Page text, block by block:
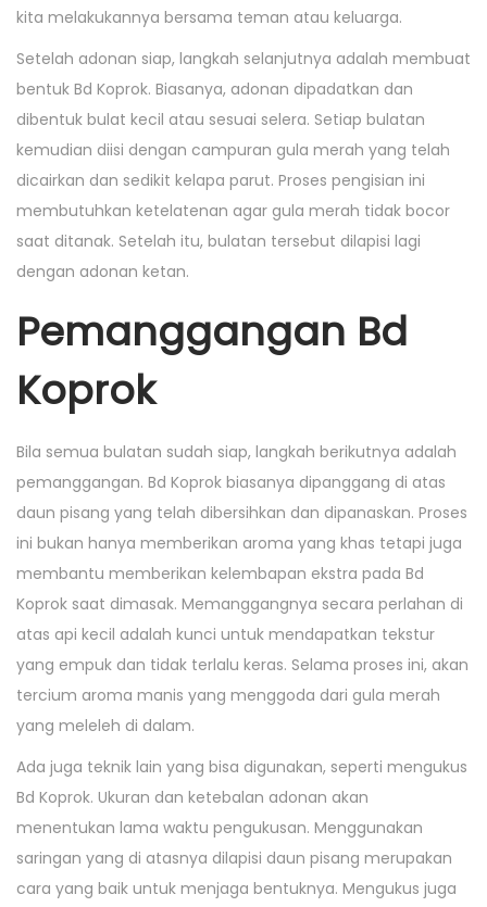
kita melakukannya bersama teman atau keluarga.
Setelah adonan siap, langkah selanjutnya adalah membuat
bentuk Bd Koprok. Biasanya, adonan dipadatkan dan
dibentuk bulat kecil atau sesuai selera. Setiap bulatan
kemudian diisi dengan campuran gula merah yang telah
dicairkan dan sedikit kelapa parut. Proses pengisian ini
membutuhkan ketelatenan agar gula merah tidak bocor
saat ditanak. Setelah itu, bulatan tersebut dilapisi lagi
dengan adonan ketan.
Pemanggangan Bd
Koprok
Bila semua bulatan sudah siap, langkah berikutnya adalah
pemanggangan. Bd Koprok biasanya dipanggang di atas
daun pisang yang telah dibersihkan dan dipanaskan. Proses
ini bukan hanya memberikan aroma yang khas tetapi juga
membantu memberikan kelembapan ekstra pada Bd
Koprok saat dimasak. Memanggangnya secara perlahan di
atas api kecil adalah kunci untuk mendapatkan tekstur
yang empuk dan tidak terlalu keras. Selama proses ini, akan
tercium aroma manis yang menggoda dari gula merah
yang meleleh di dalam.
Ada juga teknik lain yang bisa digunakan, seperti mengukus
Bd Koprok. Ukuran dan ketebalan adonan akan
menentukan lama waktu pengukusan. Menggunakan
saringan yang di atasnya dilapisi daun pisang merupakan
cara yang baik untuk menjaga bentuknya. Mengukus juga